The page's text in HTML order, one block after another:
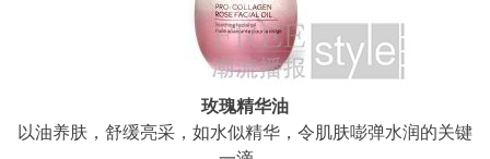
玫瑰精华油
以油养肤，舒缓亮采，如水似精华，令肌肤嘭弹水润的关键